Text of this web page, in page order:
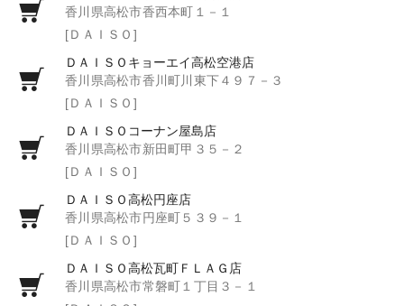
香川県高松市香西本町１－１
[ＤＡＩＳＯ]
ＤＡＩＳＯキョーエイ高松空港店
香川県高松市香川町川東下４９７－３
[ＤＡＩＳＯ]
ＤＡＩＳＯコーナン屋島店
香川県高松市新田町甲３５－２
[ＤＡＩＳＯ]
ＤＡＩＳＯ高松円座店
香川県高松市円座町５３９－１
[ＤＡＩＳＯ]
ＤＡＩＳＯ高松瓦町ＦＬＡＧ店
香川県高松市常磐町１丁目３－１